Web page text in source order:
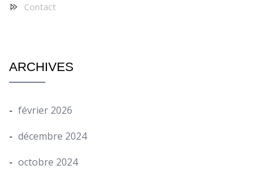
Contact
ARCHIVES
février 2026
décembre 2024
octobre 2024